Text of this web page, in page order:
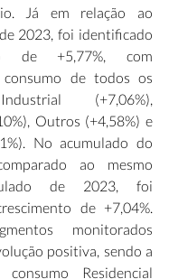
Já em relação ao
2023, foi identificado
de +5,77%, com
de todos os
(+7,06%),
Outros (+4,58%) e
No acumulado do
ao mesmo
de 2023, foi
de +7,04%.
monitorados
positiva, sendo a
Residencial